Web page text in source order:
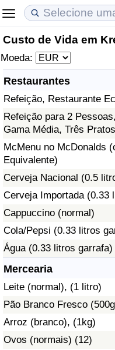
Custo de Vida em
Moeda:
Restaurantes
Refeição, Restaurante
Refeição para 2
Gama Média, Três Pratos
McMenu no McDonalds
Equivalente)
Cerveja Nacional (0.5
Cerveja Importada (0.33
Cappuccino (normal)
Cola/Pepsi (0.33 litros
Água (0.33 litros garrafa)
Mercearia
Leite (normal), (1 litro)
Pão Branco Fresco
Arroz (branco), (1kg)
Ovos (normais) (12)
Custo de Vida
Indicador de Custo de
Indicador de Custo de
em Aqaba
Preços de Imóveis
Indicador de Preços
Indicador de Preços de
Qualidade de Vida
Indicador de Qualidade
Índice de qualidade de
Crime
Taxa do Indicador de
Indicador de Crime
Índice de criminalidade
Saúde
Indicador de Saúde
Indicador de Saúde